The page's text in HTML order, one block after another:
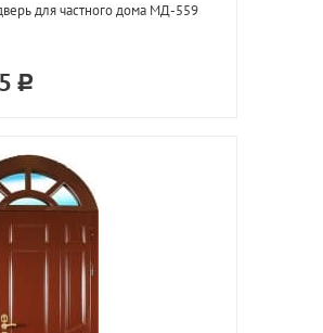
для частного дома МД-559